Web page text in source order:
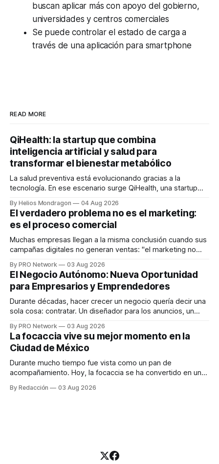
buscan aplicar más con apoyo del gobierno,
universidades y centros comerciales
Se puede controlar el estado de carga a
través de una aplicación para smartphone
READ MORE
QiHealth: la startup que combina
inteligencia artificial y salud para
transformar el bienestar metabólico
La salud preventiva está evolucionando gracias a la
tecnología. En ese escenario surge QiHealth, una startup
dispositivos inteligentes, inteligencia artificial y monitoreo
en tiempo real para ayudar a las personas a tomar mejores
decisiones sobre su salud metabólica. Su propuesta busca
responder
By Helios Mondragon 04 Aug 2026
El verdadero problema no es el marketing:
es el proceso comercial
Muchas empresas llegan a la misma conclusión cuando sus
campañas digitales no generan ventas: "el marketing no
INTERIUS, el problema suele estar en otro lugar. Durante
una entrevista para el podcast SER PRO, el especialista en
marketing digital explicó que
By PRO Network 03 Aug 2026
El Negocio Autónomo: Nueva Oportunidad
para Empresarios y Emprendedores
Durante décadas, hacer crecer un negocio quería decir una
sola cosa: contratar. Un diseñador para los anuncios, un
para los textos, alguien que supiera de publicidad digital
para encontrar prospectos, un vendedor para atender
llamadas y mensajes, y —con suerte— una persona
By PRO Network 03 Aug 2026
La focaccia vive su mejor momento en la
Ciudad de México
Durante mucho tiempo fue vista como un pan de
acompañamiento. Hoy, la focaccia se ha convertido en uno
artesanal, ingredientes de calidad y experiencias que
By Redacción 03 Aug 2026